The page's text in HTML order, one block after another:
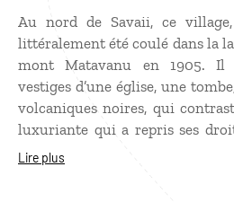
Au nord de Savaii, ce
littéralement été coulé dans la
mont Matavanu en 1905. Il
vestiges d’une église, une
volcaniques noires, qui
luxuriante qui a repris ses
est surprenant et se prête à de
Lire plus